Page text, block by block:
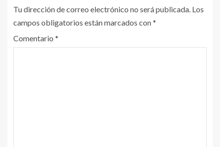
Tu dirección de correo electrónico no será publicada. Los
campos obligatorios están marcados con*
Comentario *